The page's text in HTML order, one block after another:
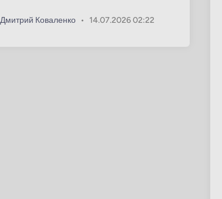
Дмитрий Коваленко • 14.07.2026 02:22